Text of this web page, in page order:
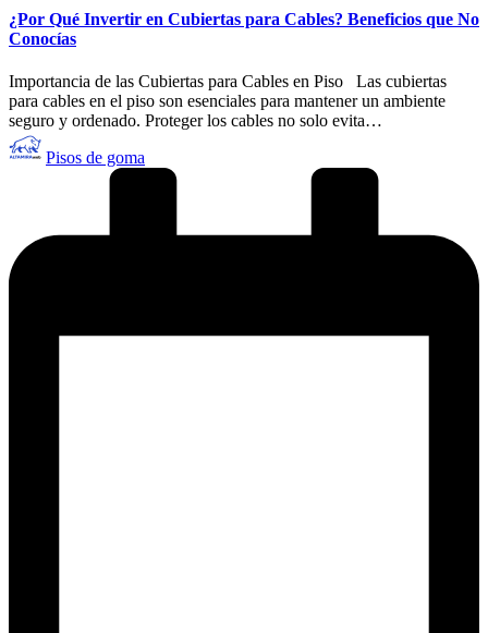
¿Por Qué Invertir en Cubiertas para Cables? Beneficios que No
Conocías
Importancia de las Cubiertas para Cables en Piso Las cubiertas
para cables en el piso son esenciales para mantener un ambiente
seguro y ordenado. Proteger los cables no solo evita…
Publicado
por
Pisos de goma